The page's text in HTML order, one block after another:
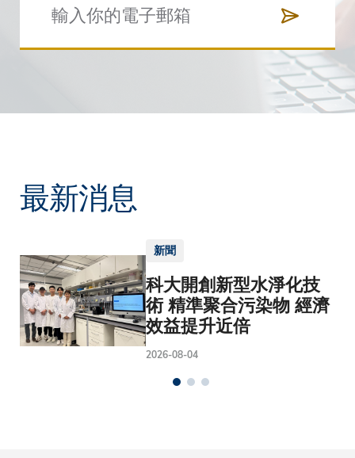
最新消息
新聞
科大開創新型水淨化技
術 精準聚合污染物 經濟
效益提升近倍
2026-08-04